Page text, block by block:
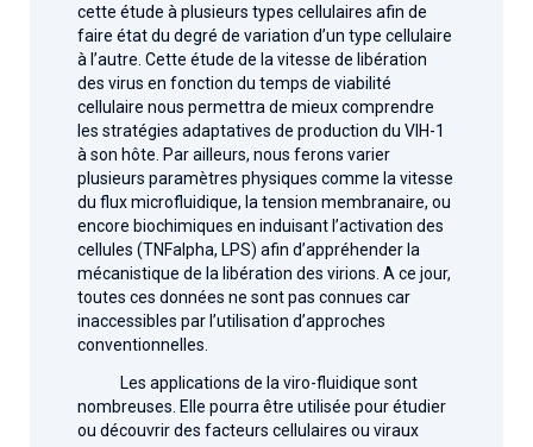
cette étude à plusieurs types cellulaires afin de
faire état du degré de variation d’un type cellulaire
à l’autre. Cette étude de la vitesse de libération
des virus en fonction du temps de viabilité
cellulaire nous permettra de mieux comprendre
les stratégies adaptatives de production du VIH-1
à son hôte. Par ailleurs, nous ferons varier
plusieurs paramètres physiques comme la vitesse
du flux microfluidique, la tension membranaire, ou
encore biochimiques en induisant l’activation des
cellules (TNFalpha, LPS) afin d’appréhender la
mécanistique de la libération des virions. A ce jour,
toutes ces données ne sont pas connues car
inaccessibles par l’utilisation d’approches
conventionnelles.
Les applications de la viro-fluidique sont
nombreuses. Elle pourra être utilisée pour étudier
ou découvrir des facteurs cellulaires ou viraux